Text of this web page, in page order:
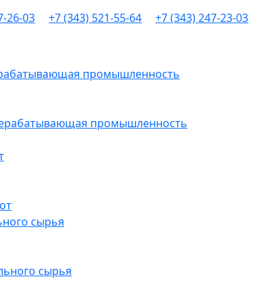
промышленность
сырья
26-03 +7 (343) 521-55-64 +7 (343) 247-23-03
промышленность
сырья